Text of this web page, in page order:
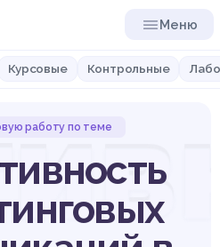
Меню
Курсовые Контрольные
работу по теме